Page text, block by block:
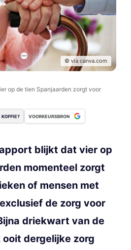
© via canva.com
op de tien Spanjaarden zorgt voor
KOFFIE? VOORKEURSBRON
blijkt dat vier op
momenteel zorgt
of mensen met
de zorg voor
driekwart van de
dergelijke zorg